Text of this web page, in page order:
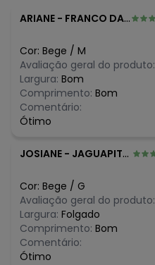
ARIANE - FRANCO DA ROCHA - SP
Cor: Bege / M
Avaliação geral do produto:
Largura: Bom
Comprimento: Bom
Comentário:
Ótimo
JOSIANE - JAGUAPITA - PR
Cor: Bege / G
Avaliação geral do produto:
Largura: Folgado
Comprimento: Bom
Comentário:
Ótimo